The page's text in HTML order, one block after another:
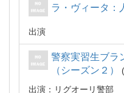
ラ・ヴィータ：
出演
警察実習生ブ
（シーズン２）
出演：リグオーリ警部